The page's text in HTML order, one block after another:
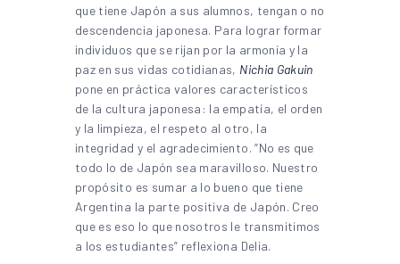
que tiene Japón a sus alumnos, tengan o no
descendencia japonesa. Para lograr formar
individuos que se rijan por la armonía y la
paz en sus vidas cotidianas, Nichia Gakuin
pone en práctica valores característicos
de la cultura japonesa: la empatía, el orden
y la limpieza, el respeto al otro, la
integridad y el agradecimiento. “No es que
todo lo de Japón sea maravilloso. Nuestro
propósito es sumar a lo bueno que tiene
Argentina la parte positiva de Japón. Creo
que es eso lo que nosotros le transmitimos
a los estudiantes” reflexiona Delia.